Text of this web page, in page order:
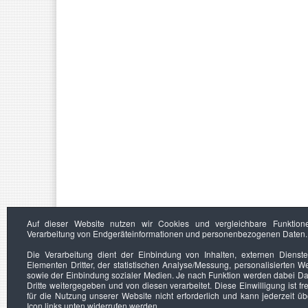
Auf dieser Website nutzen wir Cookies und vergleichbare
Verarbeitung von Endgeräteinformationen und personenbezogenen Daten.
Die Verarbeitung dient der Einbindung von Inhalten, externen
Elementen Dritter, der statistischen Analyse/Messung, personalisierten
sowie der Einbindung sozialer Medien. Je nach Funktion werden dabei
Dritte weitergegeben und von diesen verarbeitet. Diese Einwilligung ist
für die Nutzung unserer Website nicht erforderlich und kann jederzeit
Icon links unten widerrufen werden.